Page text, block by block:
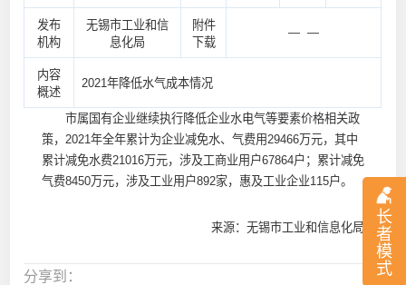
长
者
模
式
发布
机构
无锡市工业和信
息化局
附件
下载
— —
内容
概述
2021年降低水气成本情况
市属国有企业继续执行降低企业水电气等要素价格相关政
策，2021年全年累计为企业减免水、气费用29466万元，其中
累计减免水费21016万元，涉及工商业用户67864户；累计减免
气费8450万元，涉及工业用户892家，惠及工业企业115户。
来源：无锡市工业和信息化局
分享到：